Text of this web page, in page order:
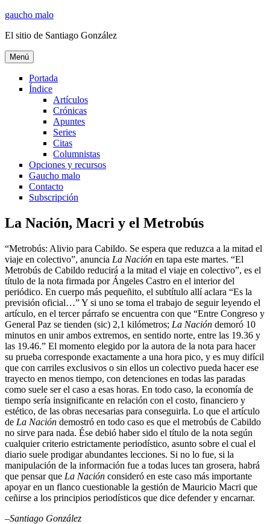
Ir
contenido
gaucho malo
El sitio de Santiago González
Menú
Portada
Índice
Artículos
Crónicas
Apuntes
Series
Citas
Columnistas
Opciones y recursos
Gaucho malo
Contacto
Subscripción
La Nación, Macri y el Metrobús
“Metrobús: Alivio para Cabildo. Se espera que reduzca a la mitad el
viaje en colectivo”, anuncia La Nación en tapa este martes. “El
Metrobús de Cabildo reducirá a la mitad el viaje en colectivo”, es el
título de la nota firmada por Ángeles Castro en el interior del
periódico. En cuerpo más pequeñito, el subtítulo allí aclara “Es la
previsión oficial…” Y si uno se toma el trabajo de seguir leyendo el
artículo, en el tercer párrafo se encuentra con que “Entre Congreso y
General Paz se tienden (sic) 2,1 kilómetros; La Nación demoró 10
minutos en unir ambos extremos, en sentido norte, entre las 19.36 y
las 19.46.” El momento elegido por la autora de la nota para hacer
su prueba corresponde exactamente a una hora pico, y es muy difícil
que con carriles exclusivos o sin ellos un colectivo pueda hacer ese
trayecto en menos tiempo, con detenciones en todas las paradas
como suele ser el caso a esas horas. En todo caso, la economía de
tiempo sería insignificante en relación con el costo, financiero y
estético, de las obras necesarias para conseguirla. Lo que el artículo
de La Nación demostró en todo caso es que el metrobús de Cabildo
no sirve para nada. Ése debió haber sido el título de la nota según
cualquier criterio estrictamente periodístico, asunto sobre el cual el
diario suele prodigar abundantes lecciones. Si no lo fue, si la
manipulación de la información fue a todas luces tan grosera, habrá
que pensar que La Nación consideró en este caso más importante
apoyar en un flanco cuestionable la gestión de Mauricio Macri que
ceñirse a los principios periodísticos que dice defender y encarnar.
–Santiago González